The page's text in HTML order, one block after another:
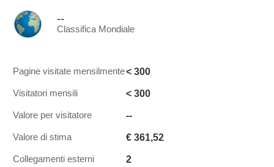
--
Classifica Mondiale
Pagine visitate mensilmente< 300
Visitatori mensili < 300
Valore per visitatore --
Valore di stima € 361,52
Collegamenti esterni 2